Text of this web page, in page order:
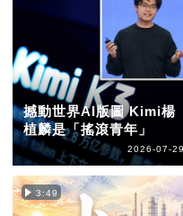
撼動世界AI版圖 Kimi楊
植麟是「搖滾青年」
2026-07-29
3:49